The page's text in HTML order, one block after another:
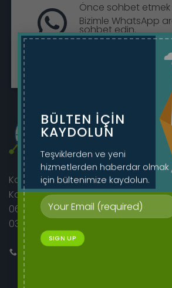
BÜLTEN IÇIN
KAYDOLUN
Teşviklerden ve yeni
hizmetlerden haberdar olmak
için bültenimize kaydolun.
Önce sohbet etmek
Bizimle WhatsApp
sohbet edin.
Korkutreis Mah. Atatürk Bulvarı
Kat No:46/42
06400 Çankaya/Ankara
0312 230 08 52 - 0505 282 60 14
Bizi Arayın